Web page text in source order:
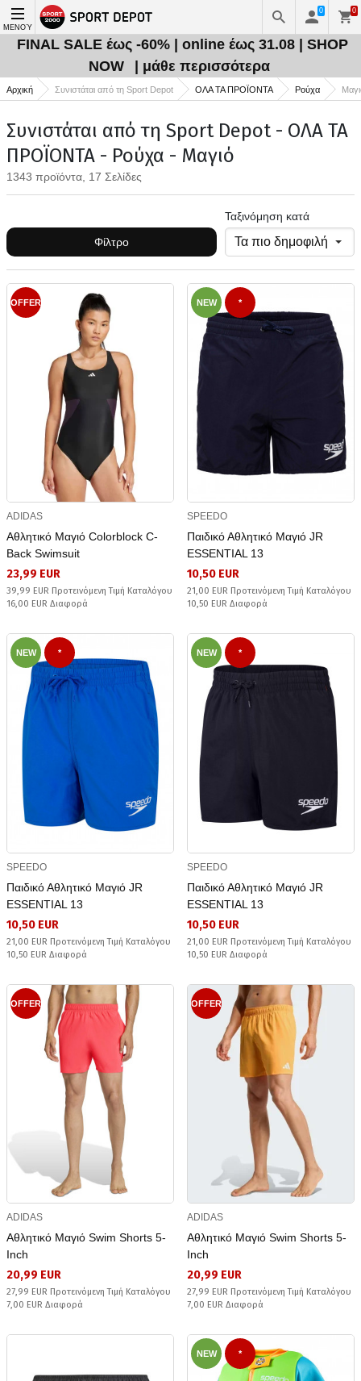
ΜΕΝΟΎ
0 0
FINAL SALE έως -60% | online έως 31.08 | SHOP
NOW
| μάθε περισσότερα
Αρχική Συνιστάται από τη Sport Depot ΟΛΑ ΤΑ ΠΡΟΪΟΝΤΑ Ρούχα
Συνιστάται από τη Sport Depot - ΟΛΑ ΤΑ
ΠΡΟΪΟΝΤΑ - Ρούχα - Μαγιό
1343 προϊόντα, 17 Σελίδες
Φίλτρο
Ταξινόμηση κατά
OFFER
ADIDAS
Αθλητικό Μαγιό Colorblock C-
Back Swimsuit
23,99 EUR
39,99 EUR Προτεινόμενη Τιμή Καταλόγου
16,00 EUR Διαφορά
NEW *
SPEEDO
Παιδικό Αθλητικό Μαγιό JR
ESSENTIAL 13
10,50 EUR
21,00 EUR Προτεινόμενη Τιμή Καταλόγου
10,50 EUR Διαφορά
NEW *
SPEEDO
Παιδικό Αθλητικό Μαγιό JR
ESSENTIAL 13
10,50 EUR
21,00 EUR Προτεινόμενη Τιμή Καταλόγου
10,50 EUR Διαφορά
NEW *
SPEEDO
Παιδικό Αθλητικό Μαγιό JR
ESSENTIAL 13
10,50 EUR
21,00 EUR Προτεινόμενη Τιμή Καταλόγου
10,50 EUR Διαφορά
OFFER
ADIDAS
Αθλητικό Μαγιό Swim Shorts 5-
Inch
20,99 EUR
27,99 EUR Προτεινόμενη Τιμή Καταλόγου
7,00 EUR Διαφορά
OFFER
ADIDAS
Αθλητικό Μαγιό Swim Shorts 5-
Inch
20,99 EUR
27,99 EUR Προτεινόμενη Τιμή Καταλόγου
7,00 EUR Διαφορά
NEW *